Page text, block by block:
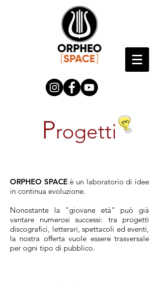
Progetti
ORPHEO SPACEè un laboratorio di idee
in continua evoluzione.
Nonostante la "giovane età" può già
vantare numerosi successi: tra progetti
discografici, letterari, spettacoli ed eventi,
la nostra offerta vuole essere trasversale
per ogni tipo di pubblico.